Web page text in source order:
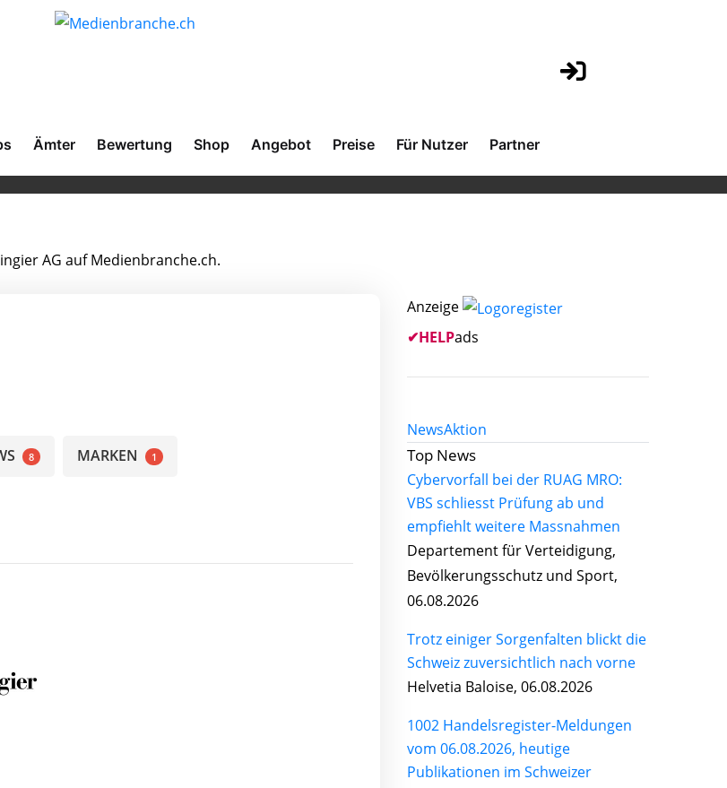
Ämter Bewertung Shop Angebot Preise Für Nutzer Partner
AG auf Medienbranche.ch.
8 MARKEN 1
Anzeige
✔HELPads
NewsAktion
Top News
Cybervorfall bei der RUAG MRO:
VBS schliesst Prüfung ab und
empfiehlt weitere Massnahmen
Departement für Verteidigung,
Bevölkerungsschutz und Sport,
06.08.2026
Trotz einiger Sorgenfalten blickt die
Schweiz zuversichtlich nach vorne
Helvetia Baloise, 06.08.2026
1002 Handelsregister-Meldungen
vom 06.08.2026, heutige
Publikationen im Schweizer